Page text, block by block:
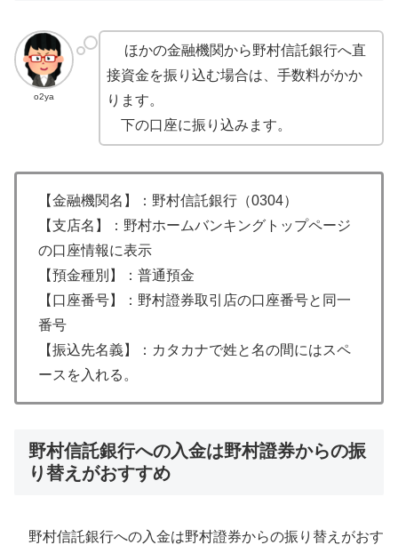
o2ya
ほかの金融機関から野村信託銀行へ直
接資金を振り込む場合は、手数料がかか
ります。
下の口座に振り込みます。
【金融機関名】：野村信託銀行（0304）
【支店名】：野村ホームバンキングトップページ
の口座情報に表示
【預金種別】：普通預金
【口座番号】：野村證券取引店の口座番号と同一
番号
【振込先名義】：カタカナで姓と名の間にはスペ
ースを入れる。
野村信託銀行への入金は野村證券からの振
り替えがおすすめ
野村信託銀行への入金は野村證券からの振り替えがおす